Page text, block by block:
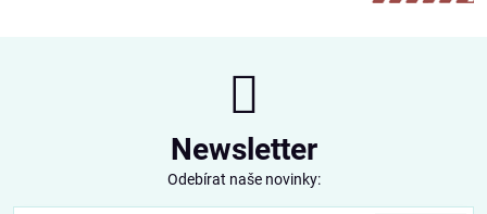
Newsletter
Odebírat naše novinky: